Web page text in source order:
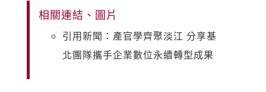
相關連結、圖片
引用新聞：產官學齊聚淡江 分享基
北團隊攜手企業數位永續轉型成果